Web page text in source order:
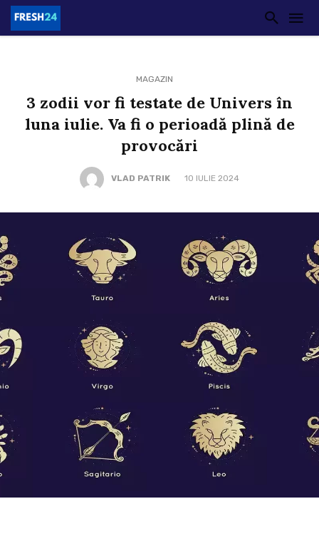
MAGAZIN
3 zodii vor fi testate de Univers în
luna iulie. Va fi o perioadă plină de
provocări
VLAD PATRIK 10 IULIE 2024